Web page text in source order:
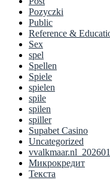
Pozyczki
Public
Reference &
Sex
spel
Spellen
Spiele
spielen
spile
spilen
spiller
Supabet Casino
Uncategorized
Микрокредит
Текста